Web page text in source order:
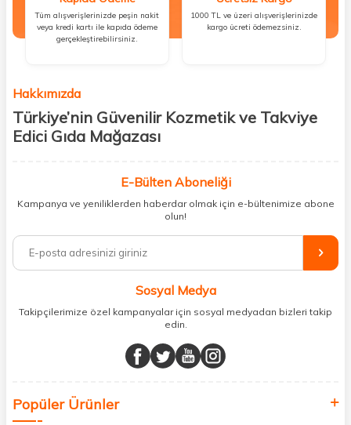
Tüm alışverişlerinizde peşin nakit
veya kredi kartı ile kapıda ödeme
gerçekleştirebilirsiniz.
1000 TL ve üzeri alışverişlerinizde
kargo ücreti ödemezsiniz.
Hakkımızda
Türkiye’nin Güvenilir Kozmetik ve Takviye
Edici Gıda Mağazası
kişisel bakım hem de takviye edici gıda ürünlerini sizlerle
buluşturuyoruz. Artık mağaza mağaza dolaşmanıza gerek yok;
ihtiyacınız olan her şeyi tek bir çatı altında topluyor ve kapınıza kadar
%100 orijinal kozmetik ve sağlık ürünleriyle güzelliğinizi tamamlayabilir,
vücudunuzu desteklemek için güvenilir takviye edici gıdalara
minerallere kadar binlerce ürünü uygun fiyat ve hızlı kargo avantajıyla
sunuyoruz.
buluşturuyor ve online alışveriş deneyiminizi en iyi hale getiriyoruz.
Sağlık, güzellik ve iyi yaşam için aradığınız her şey burada!
değer katmak için bize katılın!
E-Bülten Aboneliği
Kampanya ve yeniliklerden haberdar olmak için e-bültenimize abone
olun!
Sosyal Medya
Takipçilerimize özel kampanyalar için sosyal medyadan bizleri takip
edin.
Popüler Ürünler